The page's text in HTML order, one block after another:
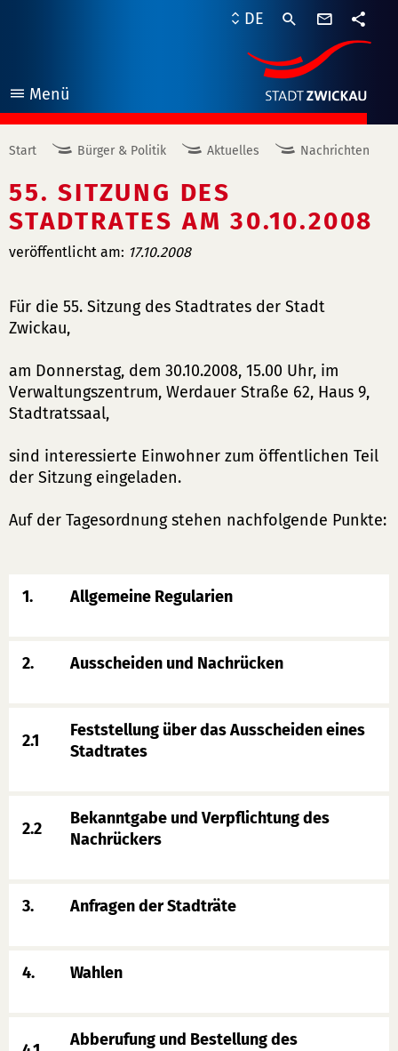
Menü
öffnen
DE
Start Bürger & Politik Aktuelles Nachrichten
55. SITZUNG DES
STADTRATES AM 30.10.2008
veröffentlicht am: 17.10.2008
Für die 55. Sitzung des Stadtrates der Stadt
Zwickau,
am Donnerstag, dem 30.10.2008, 15.00 Uhr, im
Verwaltungszentrum, Werdauer Straße 62, Haus 9,
Stadtratssaal,
sind interessierte Einwohner zum öffentlichen Teil
der Sitzung eingeladen.
Auf der Tagesordnung stehen nachfolgende Punkte:
1. Allgemeine Regularien
2. Ausscheiden und Nachrücken
2.1
Feststellung über das Ausscheiden eines
Stadtrates
2.2
Bekanntgabe und Verpflichtung des
Nachrückers
3. Anfragen der Stadträte
4. Wahlen
Abberufung und Bestellung des